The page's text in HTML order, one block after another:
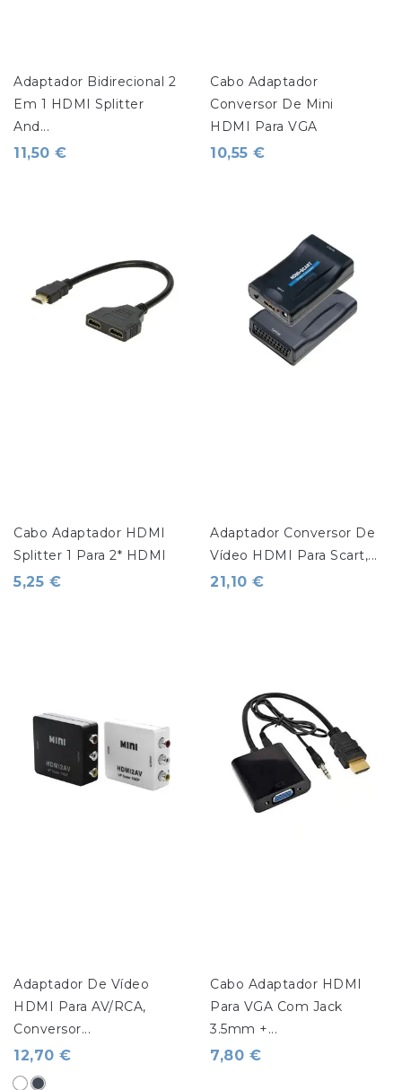
Adaptador Bidirecional 2
Em 1 HDMI Splitter
And...
11,50 €
Cabo Adaptador
Conversor De Mini
HDMI Para VGA
10,55 €
Cabo Adaptador HDMI
Splitter 1 Para 2* HDMI
5,25 €
Adaptador Conversor De
Vídeo HDMI Para Scart,...
21,10 €
Adaptador De Vídeo
HDMI Para AV/RCA,
Conversor...
12,70 €
Cabo Adaptador HDMI
Para VGA Com Jack
3.5mm +...
7,80 €